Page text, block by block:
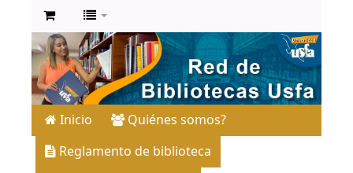
Inicio
Quiénes somos?
Reglamento de biblioteca